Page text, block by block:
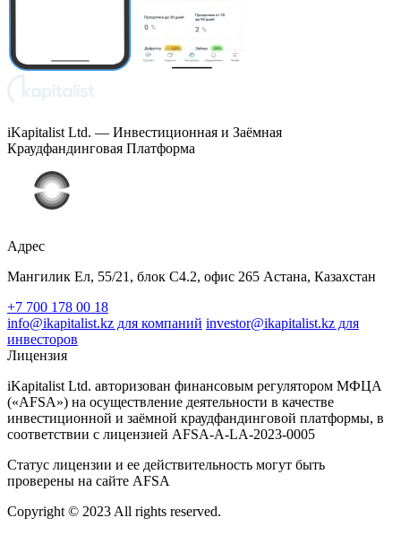
iKapitalist Ltd. — Инвестиционная и Заёмная
Краудфандинговая Платформа
Адрес
Мангилик Ел, 55/21, блок С4.2, офис 265 Астана, Казахстан
+7 700 178 00 18
info@ikapitalist.kz для компаний investor@ikapitalist.kz для
инвесторов
Лицензия
iKapitalist Ltd. авторизован финансовым регулятором МФЦА
(«AFSA») на осуществление деятельности в качестве
инвестиционной и заёмной краудфандинговой платформы, в
соответствии с лицензией AFSA-A-LA-2023-0005
Статус лицензии и ее действительность могут быть
проверены на сайте AFSA
Copyright © 2023 All rights reserved.